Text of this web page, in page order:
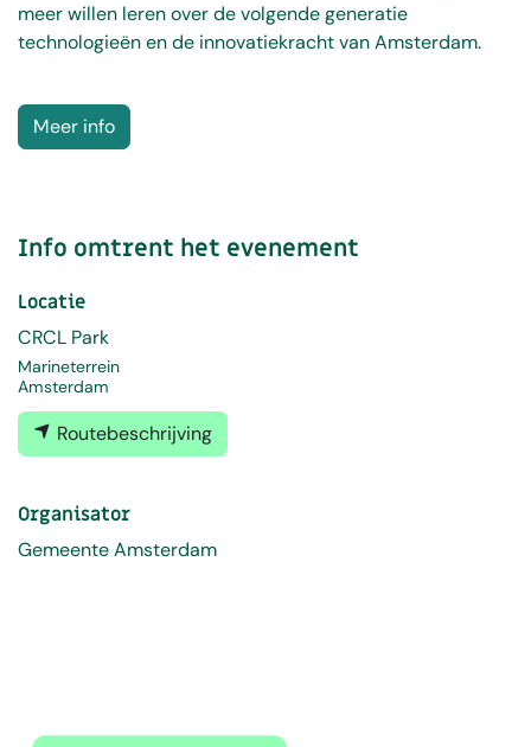
meer willen leren over de volgende generatie
technologieën en de innovatiekracht van Amsterdam.
Meer info
Info omtrent het evenement
Locatie
CRCL Park
Marineterrein
Amsterdam
Routebeschrijving
Organisator
Gemeente Amsterdam